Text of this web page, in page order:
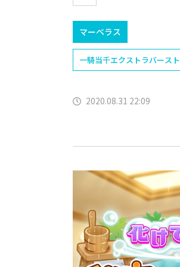
マーベラス
一騎当千エクストラバースト
2020.08.31 22:09